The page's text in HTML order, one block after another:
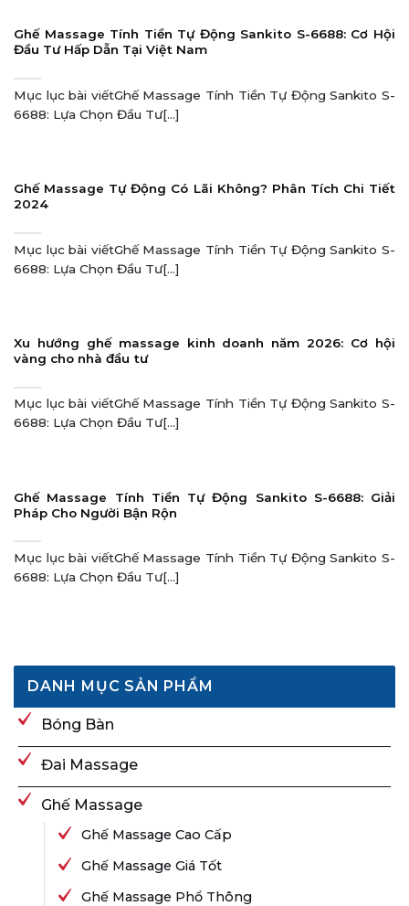
Ghế Massage Tính Tiền Tự Động Sankito S-6688: Cơ Hội
Đầu Tư Hấp Dẫn Tại Việt Nam
Mục lục bài viếtGhế Massage Tính Tiền Tự Động Sankito S-
6688: Lựa Chọn Đầu Tư[...]
Ghế Massage Tự Động Có Lãi Không? Phân Tích Chi Tiết
2024
Mục lục bài viếtGhế Massage Tính Tiền Tự Động Sankito S-
6688: Lựa Chọn Đầu Tư[...]
Xu hướng ghế massage kinh doanh năm 2026: Cơ hội
vàng cho nhà đầu tư
Mục lục bài viếtGhế Massage Tính Tiền Tự Động Sankito S-
6688: Lựa Chọn Đầu Tư[...]
Ghế Massage Tính Tiền Tự Động Sankito S-6688: Giải
Pháp Cho Người Bận Rộn
Mục lục bài viếtGhế Massage Tính Tiền Tự Động Sankito S-
6688: Lựa Chọn Đầu Tư[...]
DANH MỤC SẢN PHẨM
Bóng Bàn
Đai Massage
Ghế Massage
Ghế Massage Cao Cấp
Ghế Massage Giá Tốt
Ghế Massage Phổ Thông